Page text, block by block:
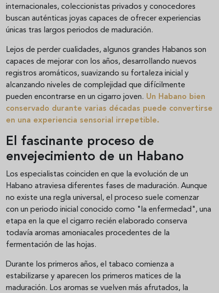
internacionales, coleccionistas privados y conocedores
buscan auténticas joyas capaces de ofrecer experiencias
únicas tras largos periodos de maduración.
Lejos de perder cualidades, algunos grandes Habanos son
capaces de mejorar con los años, desarrollando nuevos
registros aromáticos, suavizando su fortaleza inicial y
alcanzando niveles de complejidad que difícilmente
pueden encontrarse en un cigarro joven. Un Habano bien
conservado durante varias décadas puede convertirse
en una experiencia sensorial irrepetible.
El fascinante proceso de
envejecimiento de un Habano
Los especialistas coinciden en que la evolución de un
Habano atraviesa diferentes fases de maduración. Aunque
no existe una regla universal, el proceso suele comenzar
con un periodo inicial conocido como "la enfermedad", una
etapa en la que el cigarro recién elaborado conserva
todavía aromas amoniacales procedentes de la
fermentación de las hojas.
Durante los primeros años, el tabaco comienza a
estabilizarse y aparecen los primeros matices de la
maduración. Los aromas se vuelven más afrutados, la